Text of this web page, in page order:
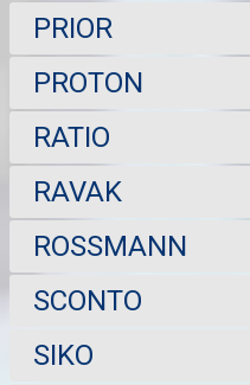
PRIOR
PROTON
RATIO
RAVAK
ROSSMANN
SCONTO
SIKO